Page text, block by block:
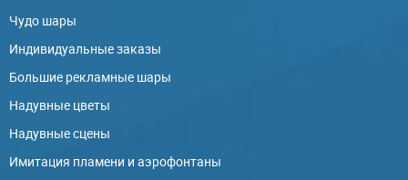
Чудо шары
Индивидуальные заказы
Большие рекламные шары
Надувные цветы
Надувные сцены
Имитация пламени и аэрофонтаны